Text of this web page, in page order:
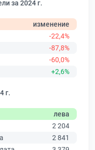
за 2024 г.
изменение
-22,4%
-87,8%
-60,0%
+2,6%
г.
лева
2 204
2 841